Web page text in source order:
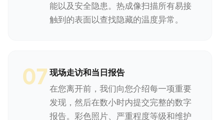
能以及安全隐患。热成像扫描所有易接
触到的表面以查找隐藏的温度异常。
07 现场走访和当日报告
在您离开前，我们向您介绍每一项重要
发现，然后在数小时内提交完整的数字
报告。彩色照片、严重程度等级和维护